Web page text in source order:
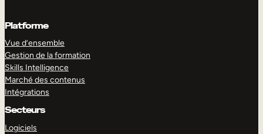
Platforme
Vue d’ensemble
Gestion de la formation
Skills Intelligence
Marché des contenus
Intégrations
Secteurs
Logiciels